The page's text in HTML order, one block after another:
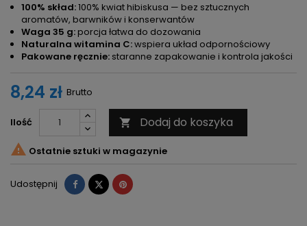
100% skład:100% kwiat hibiskusa — bez sztucznych
aromatów, barwników i konserwantów
Waga 35 g:porcja łatwa do dozowania
Naturalna witamina C:wspiera układ odpornościowy
Pakowane ręcznie: staranne zapakowanie i kontrola jakości
8,24 zł Brutto
Ilość  Dodaj do koszyka
 Ostatnie sztuki w magazynie
Udostępnij Udostępnij
TweetujPinterest